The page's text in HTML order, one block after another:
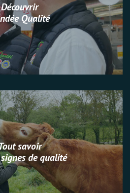
Découvrir
Qualité
savoir
de qualité